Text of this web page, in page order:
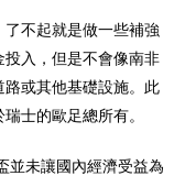
不起就是做一些補強
入，但是不會像南非
或其他基礎設施。此
士的歐足總所有。
並未讓國內經濟受益為